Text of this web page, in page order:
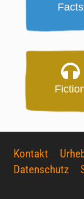
Facts
Kontakt
Datenschutz